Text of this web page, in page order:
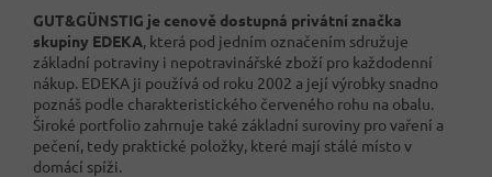
GUT&GÜNSTIG je cenově dostupná privátní značka
skupiny EDEKA, která pod jedním označením sdružuje
základní potraviny i nepotravinářské zboží pro každodenní
nákup. EDEKA ji používá od roku 2002 a její výrobky snadno
poznáš podle charakteristického červeného rohu na obalu.
Široké portfolio zahrnuje také základní suroviny pro vaření a
pečení, tedy praktické položky, které mají stálé místo v
domácí spíži.